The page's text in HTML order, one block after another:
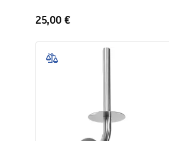
Pribor i kupaonski namještaj
25,00 €